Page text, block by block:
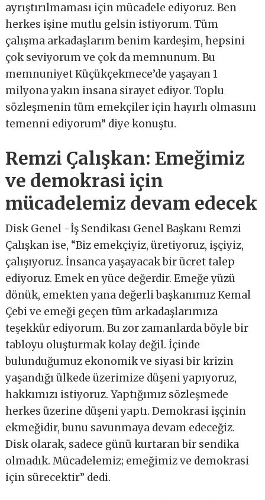
ayrıştırılmaması için mücadele ediyoruz. Ben
herkes işine mutlu gelsin istiyorum. Tüm
çalışma arkadaşlarım benim kardeşim, hepsini
çok seviyorum ve çok da memnunum. Bu
memnuniyet Küçükçekmece’de yaşayan 1
milyona yakın insana sirayet ediyor. Toplu
sözleşmenin tüm emekçiler için hayırlı olmasını
temenni ediyorum” diye konuştu.
Remzi Çalışkan: Emeğimiz
ve demokrasi için
mücadelemiz devam edecek
Disk Genel -İş Sendikası Genel Başkanı Remzi
Çalışkan ise, “Biz emekçiyiz, üretiyoruz, işçiyiz,
çalışıyoruz. İnsanca yaşayacak bir ücret talep
ediyoruz. Emek en yüce değerdir. Emeğe yüzü
dönük, emekten yana değerli başkanımız Kemal
Çebi ve emeği geçen tüm arkadaşlarımıza
teşekkür ediyorum. Bu zor zamanlarda böyle bir
tabloyu oluşturmak kolay değil. İçinde
bulunduğumuz ekonomik ve siyasi bir krizin
yaşandığı ülkede üzerimize düşeni yapıyoruz,
hakkımızı istiyoruz. Yaptığımız sözleşmede
herkes üzerine düşeni yaptı. Demokrasi işçinin
ekmeğidir, bunu savunmaya devam edeceğiz.
Disk olarak, sadece günü kurtaran bir sendika
olmadık. Mücadelemiz; emeğimiz ve demokrasi
için sürecektir” dedi.